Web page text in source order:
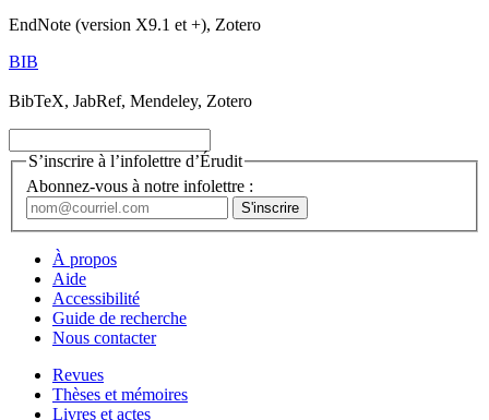
EndNote (version X9.1 et +), Zotero
BIB
BibTeX, JabRef, Mendeley, Zotero
S’inscrire à l’infolettre d’Érudit
Abonnez-vous à notre infolettre :
À propos
Aide
Accessibilité
Guide de recherche
Nous contacter
Revues
Thèses et mémoires
Livres et actes